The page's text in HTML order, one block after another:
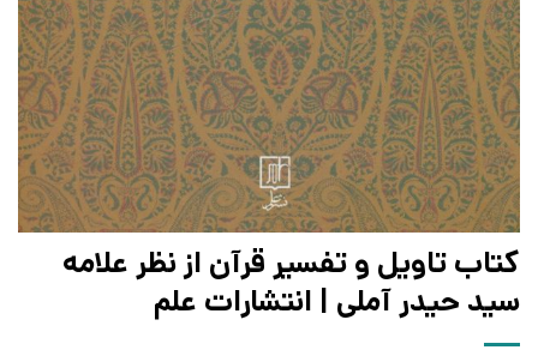
کتاب تاویل و تفسیر قرآن از نظر علامه
سید حیدر آملی | انتشارات علم